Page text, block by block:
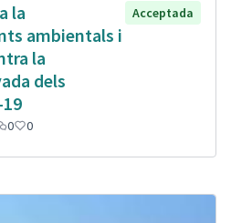
la
ambientals i
la
dels
Acceptada
0 0